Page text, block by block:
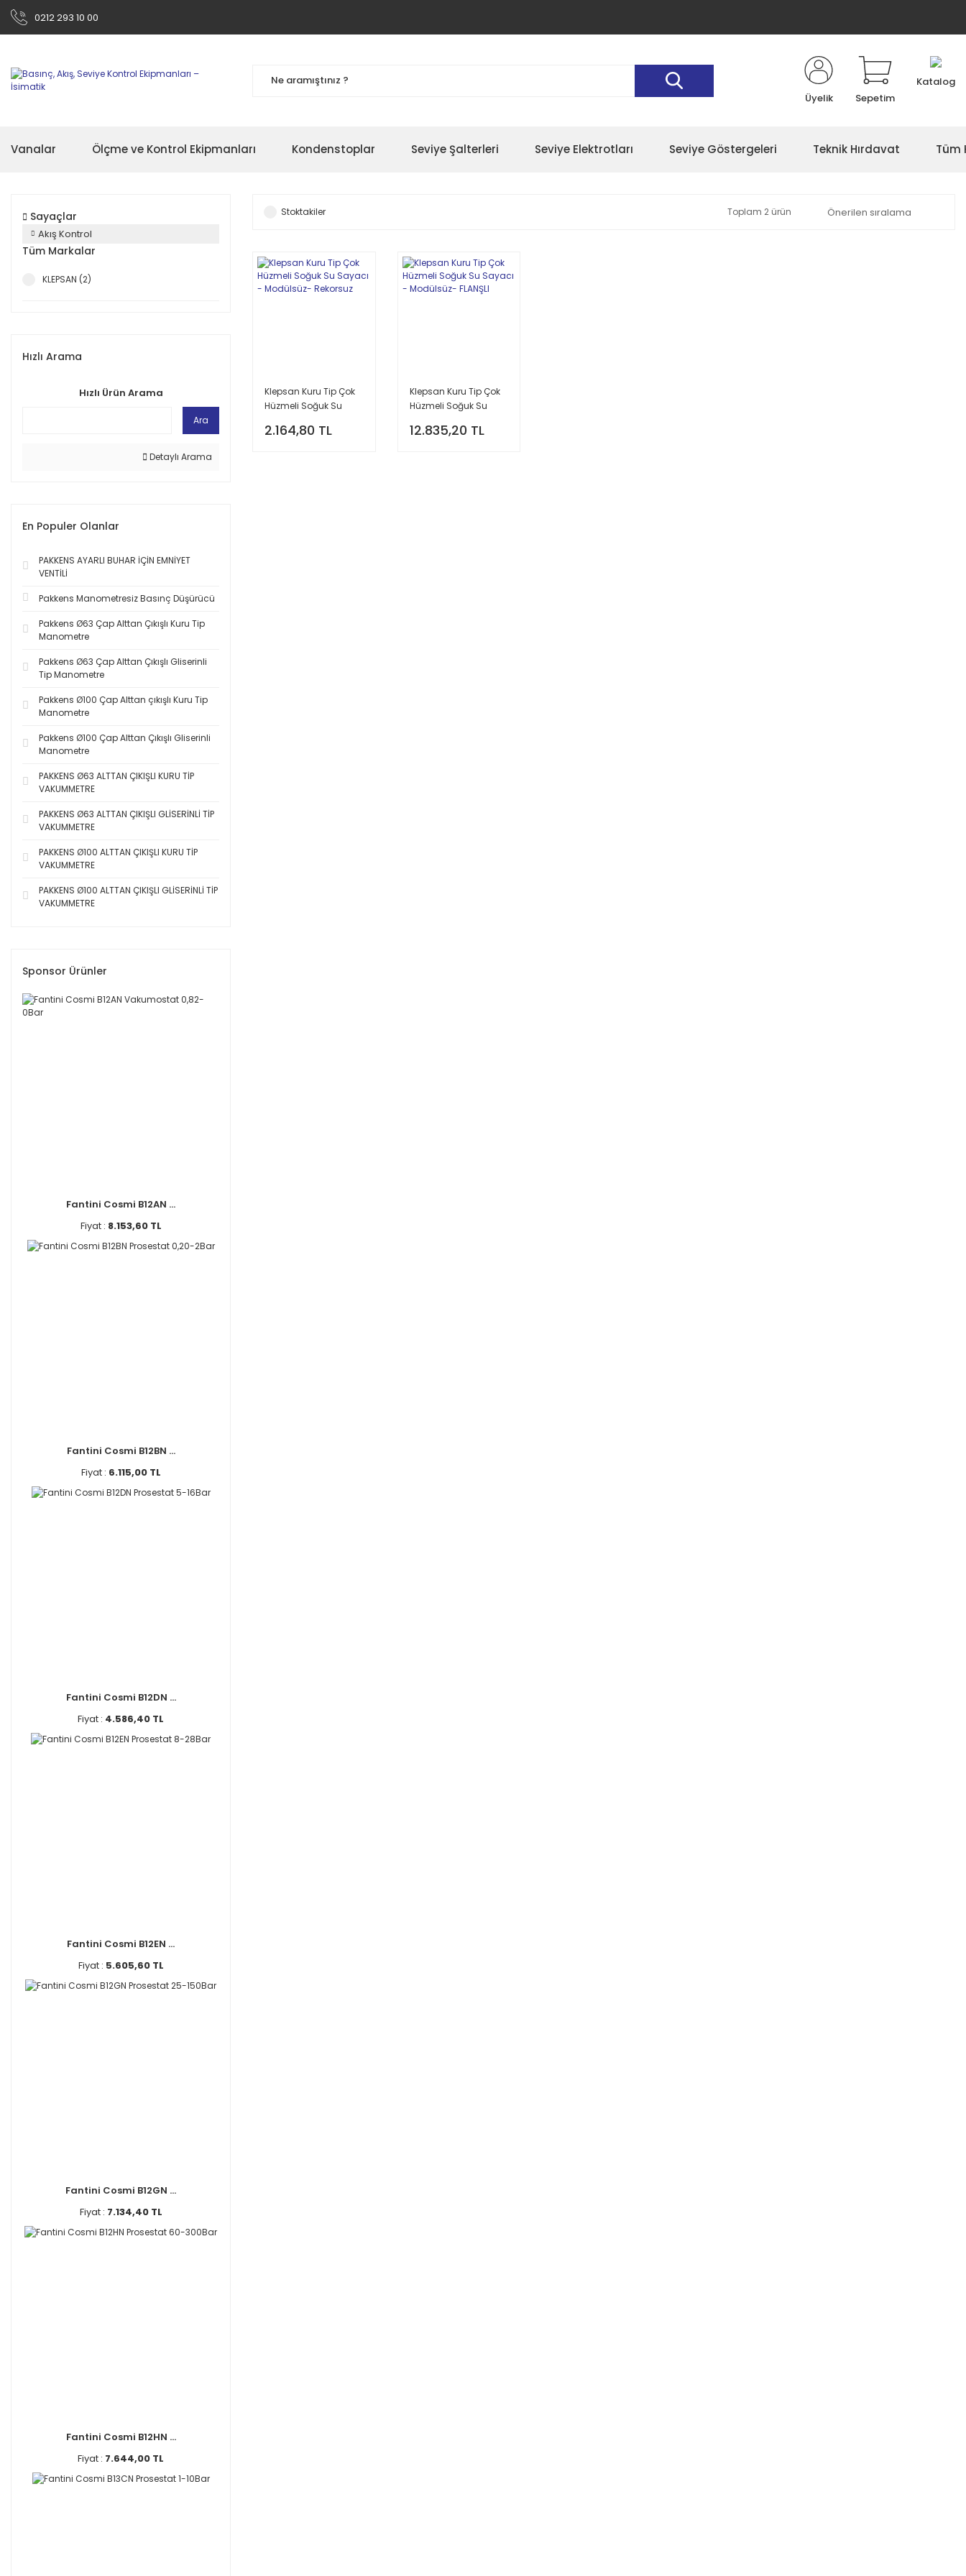
0212 293 10 00
Üyelik Sepetim
Katalog
Vanalar Ölçme ve Kontrol Ekipmanları Kondenstoplar Seviye Şalterleri Seviye Elektrotları Seviye Göstergeleri Teknik Hırdavat Tüm
Sayaçlar
Akış Kontrol
Tüm Markalar
KLEPSAN (2)
Hızlı Arama
Hızlı Ürün Arama
Ara
Detaylı Arama
En Populer Olanlar
PAKKENS AYARLI BUHAR İÇİN EMNİYET
VENTİLİ
Pakkens Manometresiz Basınç Düşürücü
Pakkens Ø63 Çap Alttan Çıkışlı Kuru Tip
Manometre
Pakkens Ø63 Çap Alttan Çıkışlı Gliserinli
Tip Manometre
Pakkens Ø100 Çap Alttan çıkışlı Kuru Tip
Manometre
Pakkens Ø100 Çap Alttan Çıkışlı Gliserinli
Manometre
PAKKENS Ø63 ALTTAN ÇIKIŞLI KURU TİP
VAKUMMETRE
PAKKENS Ø63 ALTTAN ÇIKIŞLI GLİSERİNLİ TİP
VAKUMMETRE
PAKKENS Ø100 ALTTAN ÇIKIŞLI KURU TİP
VAKUMMETRE
PAKKENS Ø100 ALTTAN ÇIKIŞLI GLİSERİNLİ TİP
VAKUMMETRE
Sponsor Ürünler
Fantini Cosmi B12AN ...
Fiyat : 8.153,60 TL
Fantini Cosmi B12BN ...
Fiyat : 6.115,00 TL
Fantini Cosmi B12DN ...
Fiyat : 4.586,40 TL
Fantini Cosmi B12EN ...
Fiyat : 5.605,60 TL
Fantini Cosmi B12GN ...
Fiyat : 7.134,40 TL
Fantini Cosmi B12HN ...
Fiyat : 7.644,00 TL
Stoktakiler Toplam 2 ürün
Klepsan Kuru Tip Çok
Hüzmeli Soğuk Su
Rekorsuz
2.164,80 TL
Klepsan Kuru Tip Çok
Hüzmeli Soğuk Su
FLANŞLI
12.835,20 TL